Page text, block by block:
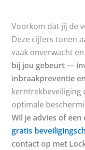
Voorkom dat jij de
Deze cijfers tonen
vaak onverwacht
bij jou gebeurt —
inbraakpreventie
kerntrekbeveiliging
optimale
Wil je advies of
gratis
contact op met